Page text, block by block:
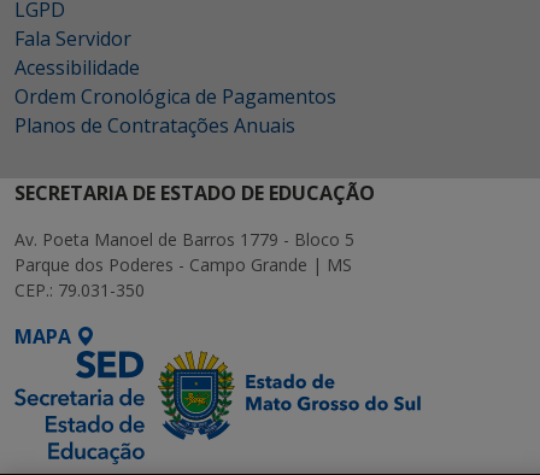
LGPD
Fala Servidor
Acessibilidade
Ordem Cronológica de Pagamentos
Planos de Contratações Anuais
SECRETARIA DE ESTADO DE EDUCAÇÃO
Av. Poeta Manoel de Barros 1779 - Bloco 5
Parque dos Poderes - Campo Grande | MS
CEP.: 79.031-350
MAPA